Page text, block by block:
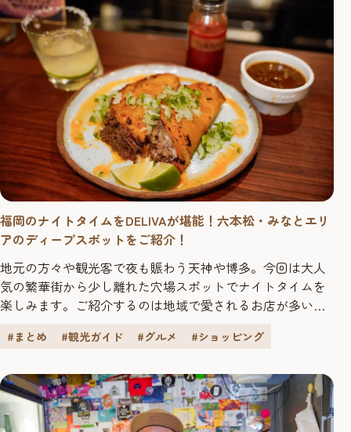
福岡のナイトタイムをDELIVAが堪能！六本松・みなとエリ
アのディープスポットをご紹介！
地元の方々や観光客で夜も賑わう天神や博多。今回は大人
気の繁華街から少し離れた穴場スポットでナイトタイムを
楽しみます。ご紹介するのは地域で愛されるお店が多い六
DELIVAが訪問。新しい福岡の夜をご提案します！！
て活動しながら愉しく暮らす。“ピン ヒールをはきこなす
美脚の...
#まとめ #観光ガイド #グルメ #ショッピング